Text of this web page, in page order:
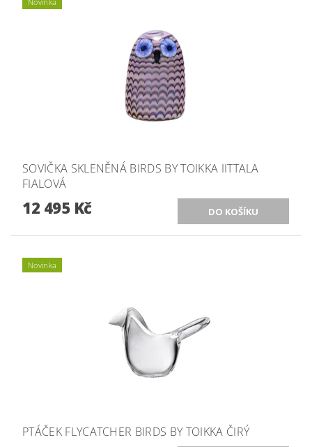
SOVIČKA SKLENĚNÁ BIRDS BY TOIKKA IITTALA
FIALOVÁ
12 495 Kč
Novinka
PTÁČEK FLYCATCHER BIRDS BY TOIKKA ČIRÝ